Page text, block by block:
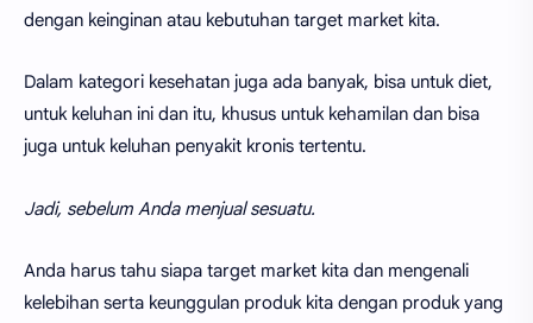
dengan keinginan atau kebutuhan target market kita.
Dalam kategori kesehatan juga ada banyak, bisa untuk diet,
untuk keluhan ini dan itu, khusus untuk kehamilan dan bisa
juga untuk keluhan penyakit kronis tertentu.
Jadi, sebelum Anda menjual sesuatu.
Anda harus tahu siapa target market kita dan mengenali
kelebihan serta keunggulan produk kita dengan produk yang